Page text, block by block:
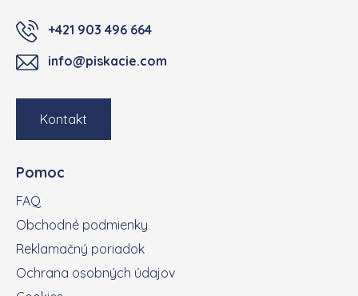
+421 903 496 664
info@piskacie.com
Kontakt
Pomoc
FAQ
Obchodné podmienky
Reklamačný poriadok
Ochrana osobných údajov